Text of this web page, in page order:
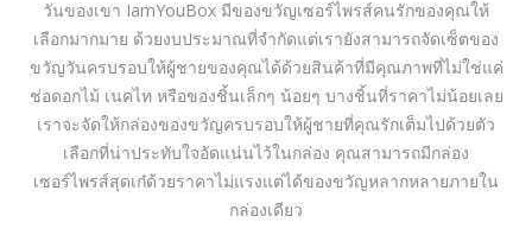
วันของเขา IamYouBox มีของขวัญเซอร์ไพรส์คนรักของคุณให้
เลือกมากมาย ด้วยงบประมาณที่จำกัดแต่เรายังสามารถจัดเซ็ตของ
ขวัญวันครบรอบให้ผู้ชายของคุณได้ด้วยสินค้าที่มีคุณภาพที่ไม่ใช่แค่
ช่อดอกไม้ เนคไท หรือของชิ้นเล็กๆ น้อยๆ บางชิ้นที่ราคาไม่น้อยเลย
เราจะจัดให้กล่องของขวัญครบรอบให้ผู้ชายที่คุณรักเต็มไปด้วยตัว
เลือกที่น่าประทับใจอัดแน่นไว้ในกล่อง คุณสามารถมีกล่อง
เซอร์ไพรส์สุดเก๋ด้วยราคาไม่แรงแต่ได้ของขวัญหลากหลายภายใน
กล่องเดียว